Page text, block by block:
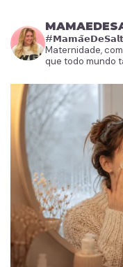
Maternidade,
que todo mundo